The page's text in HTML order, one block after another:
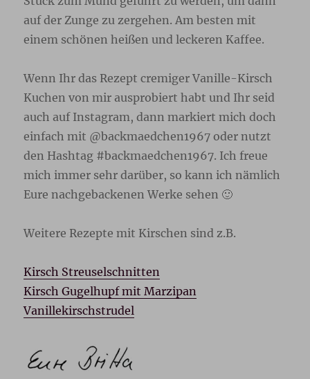
auf der Zunge zu zergehen. Am besten mit
einem schönen heißen und leckeren Kaffee.
Wenn Ihr das Rezept cremiger Vanille-Kirsch
Kuchen von mir ausprobiert habt und Ihr seid
auch auf Instagram, dann markiert mich doch
einfach mit @backmaedchen1967 oder nutzt
den Hashtag #backmaedchen1967. Ich freue
mich immer sehr darüber, so kann ich nämlich
Eure nachgebackenen Werke sehen 🙂
Weitere Rezepte mit Kirschen sind z.B.
Kirsch Streuselschnitten
Kirsch Gugelhupf mit Marzipan
Vanillekirschstrudel